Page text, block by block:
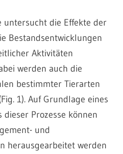
untersucht die Effekte der
Bestandsentwicklungen
Aktivitäten
werden auch die
bestimmter Tierarten
1). Auf Grundlage eines
dieser Prozesse können
und
herausgearbeitet werden